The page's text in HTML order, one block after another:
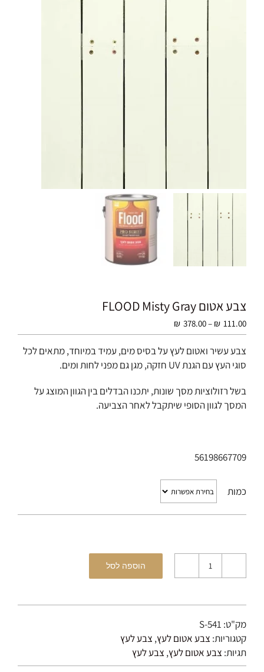
צבע אטום FLOOD Misty Gray
₪ 111.00
–
₪ 378.00
מחירים:
עד
צבע עשיר ואטום לעץ על בסיס מים, עמיד במיוחד, מתאים לכל
סוגי העץ עם הגנת UV חזקה, מגן גם מפני לחות ומים.
בשל רזולוציות מסך שונות, יתכנו הבדלים בין הגוון המוצג על
המסך לגוון הסופי שיתקבל לאחר הצביעה.
56198667709
כמות
כמות
FLOOD
Misty
Gray
הוספה לסל
מק"ט: S-541
קטגוריות: צבע אטום לעץ, צבע לעץ
תגיות: צבע אטום לעץ, צבע לעץ